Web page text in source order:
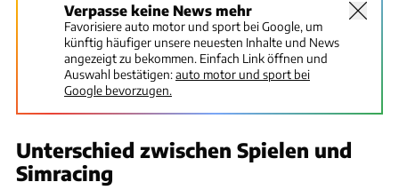
Verpasse keine News mehr
Favorisiere auto motor und sport bei Google, um
künftig häufiger unsere neuesten Inhalte und News
angezeigt zu bekommen. Einfach Link öffnen und
Auswahl bestätigen:auto motor und sport bei
Google bevorzugen.
Unterschied zwischen Spielen und
Simracing